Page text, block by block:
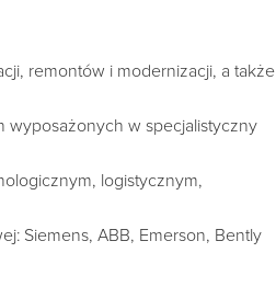
remontów i modernizacji, a także
wyposażonych w specjalistyczny
logistycznym,
Siemens, ABB, Emerson, Bently